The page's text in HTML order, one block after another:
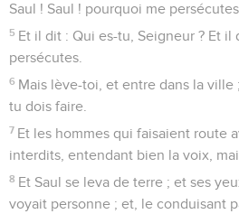
Saul ! Saul ! pourquoi me
5 Et il dit : Qui es-tu, Seigneur ? Et il
persécutes.
6 Mais lève-toi, et entre dans la
tu dois faire.
7 Et les hommes qui faisaient route
interdits, entendant bien la voix,
8 Et Saul se leva de terre ; et ses
voyait personne ; et, le conduisant